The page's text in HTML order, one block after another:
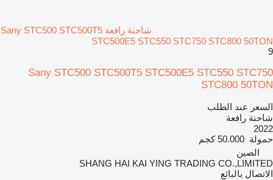
شاحنة رافعة Sany STC500 STC500T5
STC500E5 STC550 STC750 STC800 50TON
9
Sany STC500 STC500T5 STC500E5 STC550 STC750
STC800 50TON
السعر عند الطلب
شاحنة رافعة
2022
حمولة 50.000 كجم
الصين
SHANG HAI KAI YING TRADING CO.,LIMITED
الاتصال بالبائع